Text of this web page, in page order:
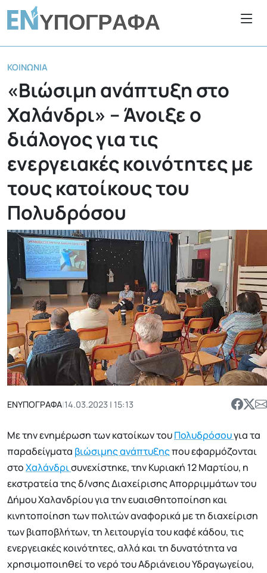
ΚΟΙΝΩΝΊΑ
«Βιώσιμη ανάπτυξη στο
Χαλάνδρι» – Άνοιξε ο
διάλογος για τις
ενεργειακές κοινότητες με
τους κατοίκους του
Πολυδρόσου
ΕΝΥΠΟΓΡΑΦΑ|14.03.2023 | 15:13
Με την ενημέρωση των κατοίκων τουΠολυδρόσουγια τα
παραδείγματα βιώσιμης ανάπτυξηςπου εφαρμόζονται
στοΧαλάνδρισυνεχίστηκε, την Κυριακή 12 Μαρτίου, η
εκστρατεία της δ/νσης Διαχείρισης Απορριμμάτων του
Δήμου Χαλανδρίου για την ευαισθητοποίηση και
κινητοποίηση των πολιτών αναφορικά με τη διαχείριση
των βιαποβλήτων, τη λειτουργία του καφέ κάδου, τις
ενεργειακές κοινότητες, αλλά και τη δυνατότητα να
χρησιμοποιηθεί το νερό του Αδριάνειου Υδραγωγείου,